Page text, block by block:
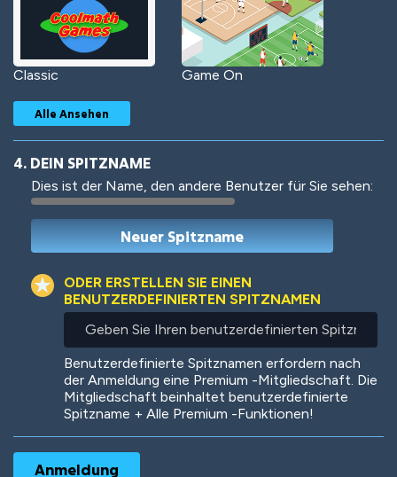
Classic Game On
Woof Jungle Cats
Colorful
Alle Ansehen
4. DEIN SPITZNAME
Dies ist der Name, den andere Benutzer für Sie sehen:
ODER ERSTELLEN SIE EINEN
BENUTZERDEFINIERTEN SPITZNAMEN
benutzerdefinierten
Spitznamen
Benutzerdefinierte Spitznamen erfordern nach
der Anmeldung eine Premium -Mitgliedschaft. Die
Mitgliedschaft beinhaltet benutzerdefinierte
Spitzname + Alle Premium -Funktionen!